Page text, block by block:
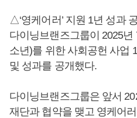
△‘영케어러’ 지원 1년 성과
다이닝브랜즈그룹이 2025
소년)를 위한 사회공헌 사업
및 성과를 공개했다.
다이닝브랜즈그룹은 앞서
재단과 협약을 맺고 영케어